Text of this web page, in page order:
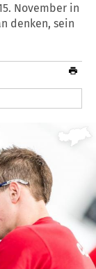
November in
denken, sein